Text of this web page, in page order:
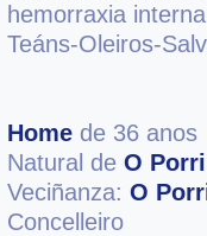
hemorraxia
Teáns-Oleiros-
Home de 36 anos
Natural de O
Veciñanza: O
Concelleiro